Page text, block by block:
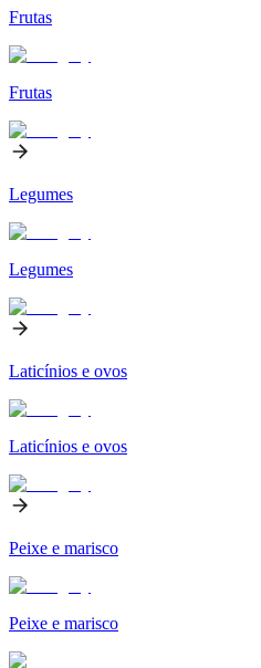
Frutas
Frutas
Legumes
Legumes
Laticínios e ovos
Laticínios e ovos
Peixe e marisco
Peixe e marisco